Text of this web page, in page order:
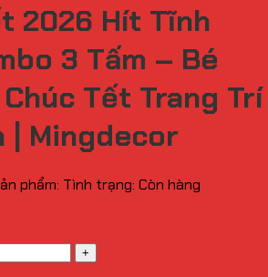
2026 Hít Tĩnh
3 Tấm – Bé
Tết Trang Trí
| Mingdecor
phẩm: Tình trạng: Còn hàng